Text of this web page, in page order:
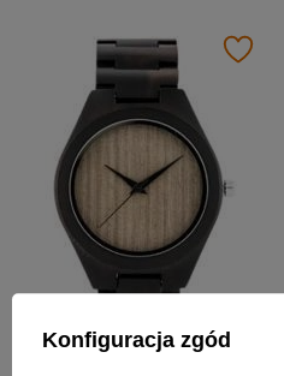
Konfiguracja zgód